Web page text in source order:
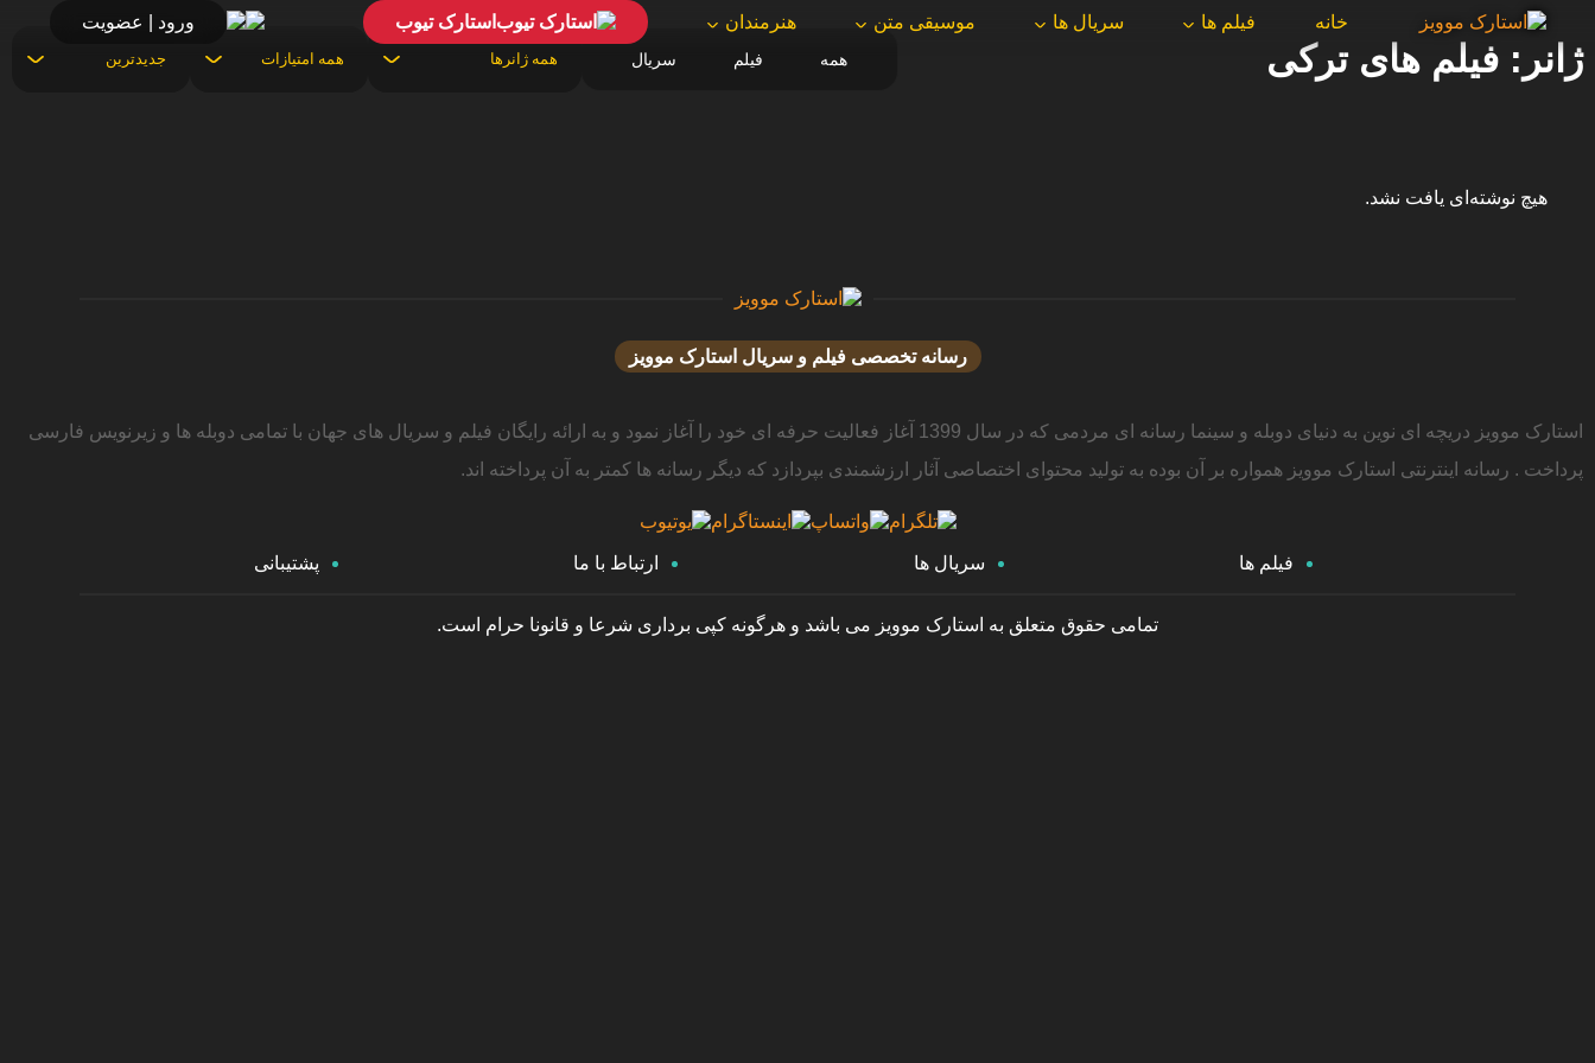
خانه فیلم ها سریال ها موسیقی متن هنرمندان استارک تیوب ورود | عضویت
همه فیلم سریال ژانر: فیلم های ترکی
هیچ نوشته‌ای یافت نشد.
رسانه تخصصی فیلم و سریال استارک موویز
استارک موویز دریچه ای نوین به دنیای دوبله و سینما رسانه ای مردمی که در سال 1399 آغاز فعالیت حرفه ای خود را آغاز نمود و به ارائه رایگان فیلم و سریال های جهان با تمامی دوبله ها و زیرنویس فارسی
پرداخت . رسانه اینترنتی استارک موویز همواره بر آن بوده به تولید محتوای اختصاصی آثار ارزشمندی بپردازد که دیگر رسانه ها کمتر به آن پرداخته اند.
فیلم ها سریال ها ارتباط با ما پشتیبانی
تمامی حقوق متعلق به استارک موویز می باشد و هرگونه کپی برداری شرعا و قانونا حرام است.